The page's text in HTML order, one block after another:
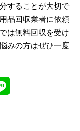
することが大切で
品回収業者に依頼
は無料回収を受け
みの方はぜひ一度